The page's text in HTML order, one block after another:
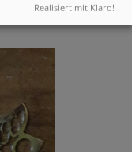
Realisiert mit Klaro!